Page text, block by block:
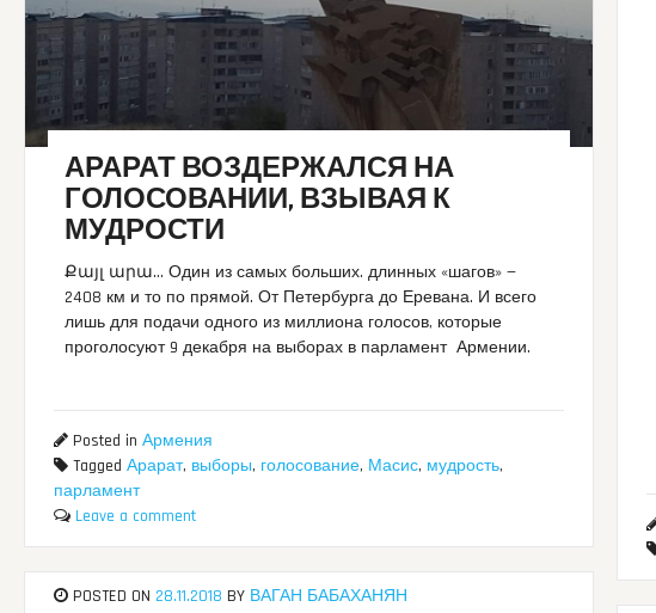
АРАРАТ ВОЗДЕРЖАЛСЯ НА
ГОЛОСОВАНИИ, ВЗЫВАЯ К
МУДРОСТИ
Քայլ արա… Один из самых больших. длинных «шагов» —
2408 км и то по прямой. От Петербурга до Еревана. И всего
лишь для подачи одного из миллиона голосов, которые
проголосуют 9 декабря на выборах в парламент Армении.
Posted in Армения
Tagged Арарат, выборы, голосование, Масис, мудрость,
парламент
Leave a comment
POSTED ON 28.11.2018 BY ВАГАН БАБАХАНЯН